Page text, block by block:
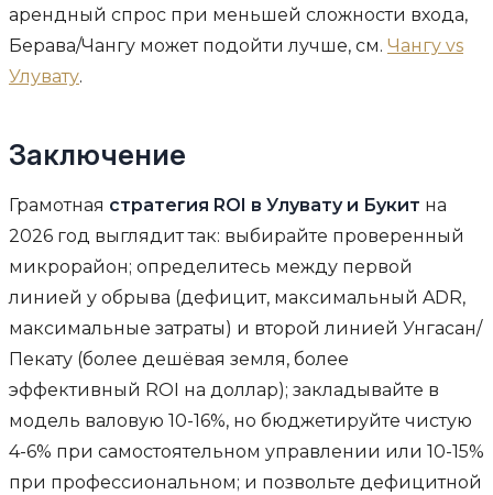
арендный спрос при меньшей сложности входа,
Берава/Чангу может подойти лучше, см. Чангу vs
Улувату.
Заключение
Грамотная стратегия ROI в Улувату и Букит на
2026 год выглядит так: выбирайте проверенный
микрорайон; определитесь между первой
линией у обрыва (дефицит, максимальный ADR,
максимальные затраты) и второй линией Унгасан/
Пекату (более дешёвая земля, более
эффективный ROI на доллар); закладывайте в
модель валовую 10-16%, но бюджетируйте чистую
4-6% при самостоятельном управлении или 10-15%
при профессиональном; и позвольте дефицитной